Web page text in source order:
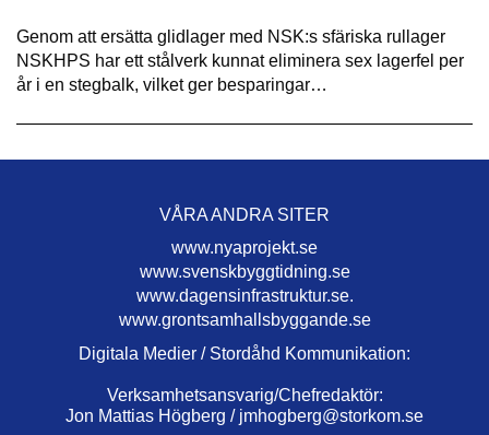
Genom att ersätta glidlager med NSK:s sfäriska rullager
NSKHPS har ett stålverk kunnat eliminera sex lagerfel per
år i en stegbalk, vilket ger besparingar…
VÅRA ANDRA SITER
www.nyaprojekt.se
www.svenskbyggtidning.se
www.dagensinfrastruktur.se.
www.grontsamhallsbyggande.se
Digitala Medier / Stordåhd Kommunikation:
Verksamhetsansvarig/Chefredaktör:
Jon Mattias Högberg / jmhogberg@storkom.se